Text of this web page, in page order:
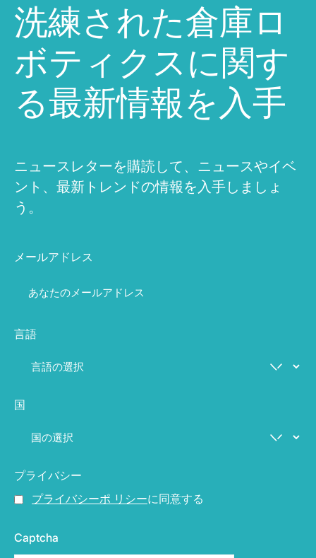
洗練された倉庫ロ
ボティクスに関す
る最新情報を入手
ニュースレターを購読して、ニュースやイベ
ント、最新トレンドの情報を入手しましょ
う。
メールアドレス
言語
国
プライバシー
プライバシーポ リシーに同意する
Captcha